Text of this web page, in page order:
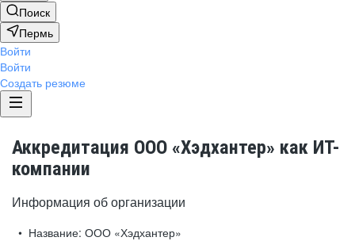
Поиск
Пермь
Войти
Войти
Создать резюме
Аккредитация ООО «Хэдхантер» как ИТ-
компании
Информация об организации
Название: ООО «Хэдхантер»